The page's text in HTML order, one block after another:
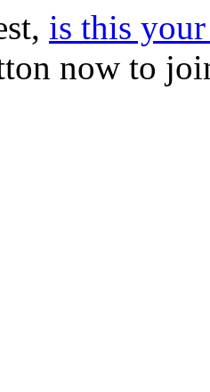
is this
now to